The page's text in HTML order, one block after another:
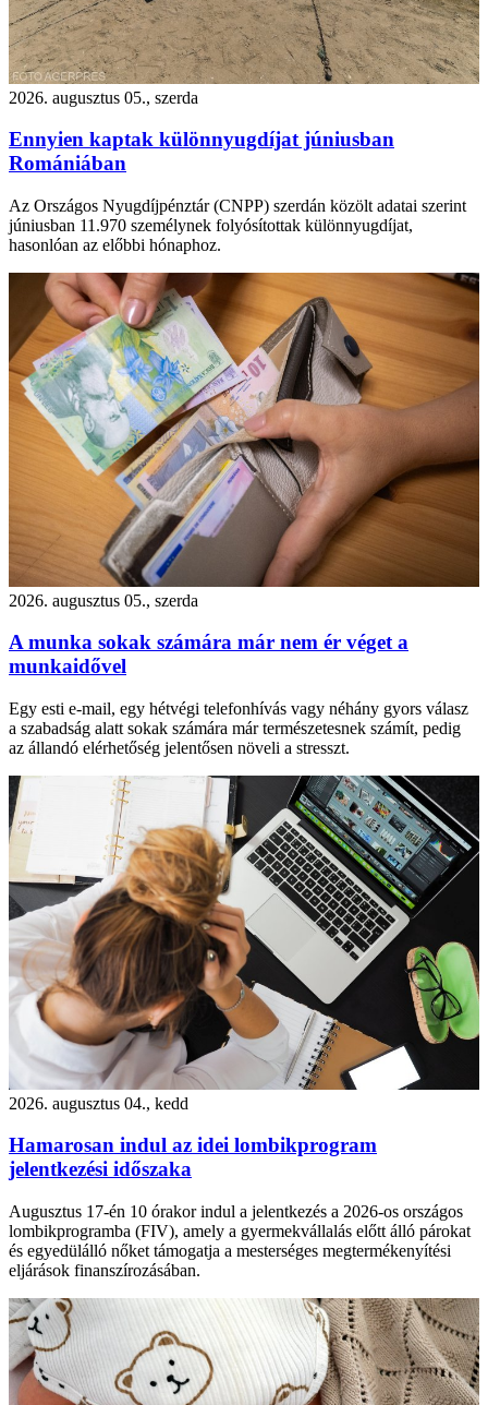
2026. augusztus 05., szerda
Ennyien kaptak különnyugdíjat júniusban
Romániában
Az Országos Nyugdíjpénztár (CNPP) szerdán közölt adatai szerint
júniusban 11.970 személynek folyósítottak különnyugdíjat,
hasonlóan az előbbi hónaphoz.
2026. augusztus 05., szerda
A munka sokak számára már nem ér véget a
munkaidővel
Egy esti e-mail, egy hétvégi telefonhívás vagy néhány gyors válasz
a szabadság alatt sokak számára már természetesnek számít, pedig
az állandó elérhetőség jelentősen növeli a stresszt.
2026. augusztus 04., kedd
Hamarosan indul az idei lombikprogram
jelentkezési időszaka
Augusztus 17-én 10 órakor indul a jelentkezés a 2026-os országos
lombikprogramba (FIV), amely a gyermekvállalás előtt álló párokat
és egyedülálló nőket támogatja a mesterséges megtermékenyítési
eljárások finanszírozásában.